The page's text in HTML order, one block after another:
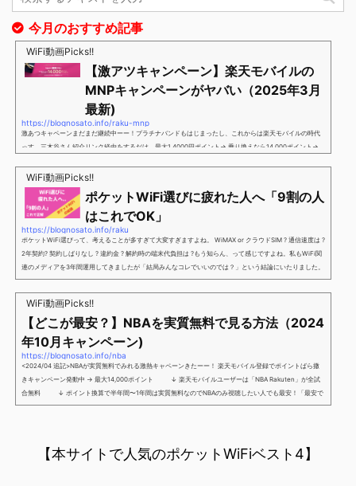
今月のおすすめ記事
WiFi動画Picks!!
【激アツキャンペーン】楽天モバイルの
MNPキャンペーンがヤバい（2025年3月
最新)
https://blognosato.info/raku-mnp
激あつキャペーンまだまだ継続中ーー！プラチナバンドもはじまったし、これからは楽天モバイルの時代
っす。三木谷さん紹介リンク経由をするだけ。最大1,4000円ポイント→ 乗り換えなら14,000ポイント→
谷さんキャンペーン／2回線目以降でもOK再契約でもでもOK背水の陣の楽天モバイル。ついに「最後の賭
け」とも思えるポイントばら撒きキャンペーンを発動してきました。■キャンペーン概要三木谷社長の特
別招待ページから楽天モバイ...
WiFi動画Picks!!
ポケットWiFi選びに疲れた人へ「9割の人
はこれでOK」
https://blognosato.info/raku
ポケットWiFi選びって、考えることが多すぎて大変すぎますよね。 WiMAX or クラウドSIM ? 通信速度は ?
2年契約? 契約しばりなし ? 違約金 ? 解約時の端末代負担は ?もう知らん、って感じですよね。私もWiFi関
連のメディアを3年間運用してきましたが「結局みんなコレでいいのでは？」という結論にいたりました。
ということで、「ポケットWiFi選びに疲れた」「結局どれがいいのか分からない」と言う人向けに【最終
解】を用意しました。ポケットWiFiのヘビーユーザー視点で「90％の人はこれだけでいいやん」というも
のなので、「多...
WiFi動画Picks!!
【どこが最安？】NBAを実質無料で見る方法（2024
年10月キャンペーン)
https://blognosato.info/nba
<2024/04 追記>NBAが実質無料でみれる激熱キャペーンきたーー！ 楽天モバイル登録でポイントばら撒
きキャンペーン発動中 → 最大14,000ポイント ↓ 楽天モバイルユーザーは「NBA Rakuten」が全試
合無料 ↓ ポイント換算で半年間〜1年間は実質無料なのでNBAのみ視聴したい人でも最安！「最安で
NBAを見る方法」が「楽天モバイルを契約すること」というもはや意味不明な状況...楽天モバイルでNBAを
【本サイトで人気のポケットWiFiベスト4】